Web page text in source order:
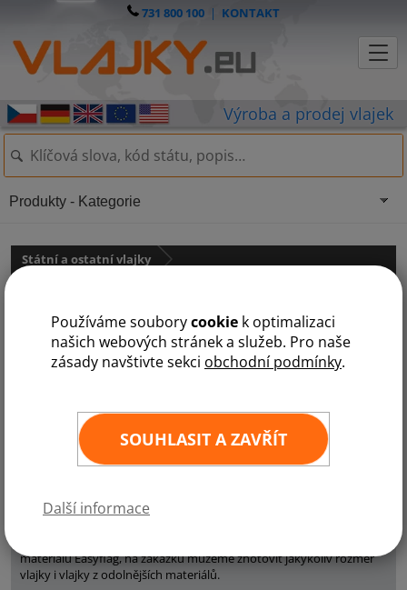
Používáme souborycookie k optimalizaci
našich webových stránek a služeb. Pro naše
zásady navštivte sekci obchodní podmínky.
SOUHLASIT A ZAVŘÍT
Další informace
731 800 100 | KONTAKT
Státní a ostatní vlajky
D F H J K M N P R V
materiálu Easyflag, na zakázku můžeme zhotovit jakýkoliv rozměr
vlajky i vlajky z odolnějších materiálů.
Produkty - Kategorie